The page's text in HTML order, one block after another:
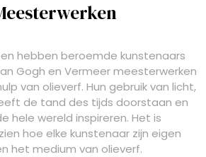
hebben beroemde kunstenaars
Gogh en Vermeer meesterwerken
van olieverf. Hun gebruik van licht,
de tand des tijds doorstaan en
hele wereld inspireren. Het is
hoe elke kunstenaar zijn eigen
het medium van olieverf.